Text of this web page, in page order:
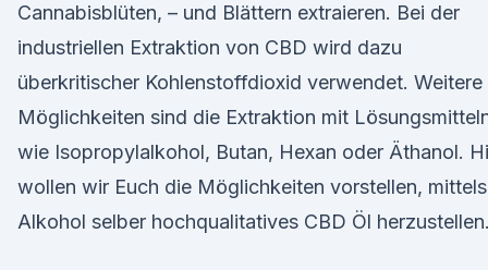
Cannabisblüten, – und Blättern extraieren. Bei der
industriellen Extraktion von CBD wird dazu
überkritischer Kohlenstoffdioxid verwendet. Weitere
Möglichkeiten sind die Extraktion mit
wie Isopropylalkohol, Butan, Hexan oder Äthanol.
wollen wir Euch die Möglichkeiten vorstellen, mittels
Alkohol selber hochqualitatives CBD Öl herzustellen.